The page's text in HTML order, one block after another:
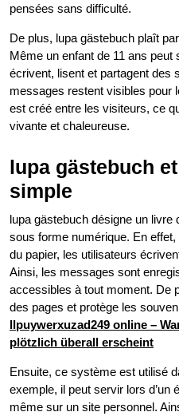
pensées sans difficulté.
De plus, lupa gästebuch plaît
Même un enfant de 11 ans peut
écrivent, lisent et partagent des
messages restent visibles pour
est créé entre les visiteurs, ce
vivante et chaleureuse.
lupa gästebuch
simple
lupa gästebuch désigne un livre
sous forme numérique. En
du papier, les utilisateurs
Ainsi, les messages sont
accessibles à tout moment. De
des pages et protège les
llpuywerxuzad249 online –
plötzlich überall erscheint
Ensuite, ce système est utilisé
exemple, il peut servir lors d’un
même sur un site personnel.